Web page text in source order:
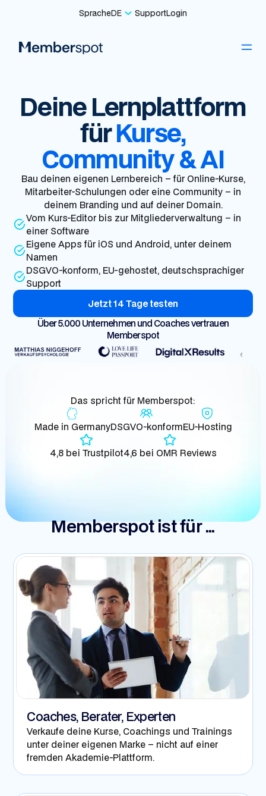
SpracheDE SupportLogin
Deine Lernplattform
fürKurse,
Community & AI
Bau deinen eigenen Lernbereich – für Online-Kurse,
Mitarbeiter-Schulungen oder eine Community – in
deinem Branding und auf deiner Domain.
Vom Kurs-Editor bis zur Mitgliederverwaltung – in
einer Software
Eigene Apps für iOS und Android, unter deinem
Namen
DSGVO-konform, EU-gehostet, deutschsprachiger
Support
Jetzt 14 Tage testen
Über 5.000 Unternehmen und Coaches vertrauen
Memberspot
Das spricht für Memberspot:
Made in GermanyDSGVO-konformEU-Hosting
4,8 bei Trustpilot4,6 bei OMR Reviews
Memberspot ist für ...
Coaches, Berater, Experten
Verkaufe deine Kurse, Coachings und Trainings
unter deiner eigenen Marke – nicht auf einer
fremden Akademie-Plattform.